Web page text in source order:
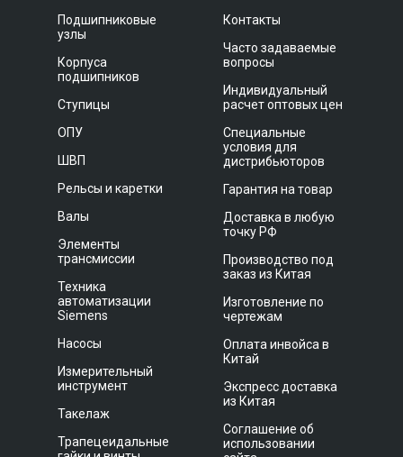
Подшипниковые
узлы
Корпуса
подшипников
Ступицы
ОПУ
ШВП
Рельсы и каретки
Валы
Элементы
трансмиссии
Техника
автоматизации
Siemens
Насосы
Измерительный
инструмент
Такелаж
Трапецеидальные
Контакты
Часто задаваемые
вопросы
Индивидуальный
расчет оптовых цен
Специальные
условия для
дистрибьюторов
Гарантия на товар
Доставка в любую
точку РФ
Производство под
заказ из Китая
Изготовление по
чертежам
Оплата инвойса в
Китай
Экспресс доставка
из Китая
Соглашение об
использовании